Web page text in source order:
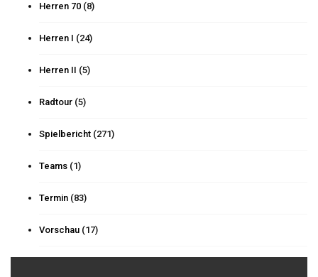
Herren 70 (8)
Herren I (24)
Herren II (5)
Radtour (5)
Spielbericht (271)
Teams (1)
Termin (83)
Vorschau (17)